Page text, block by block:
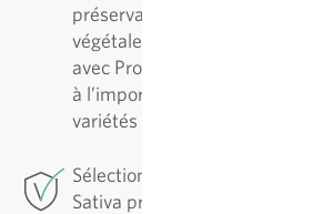
préservation de la diversité des
végétales rares. En
avec ProSpecieRara, Sativa
à l’importante préservation et
variétés traditionnelles.
Sélection de conservation: Pour
Sativa pratique la sélection de